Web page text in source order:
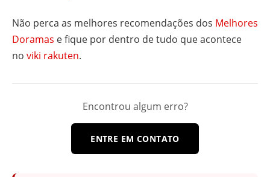
Não perca as melhores recomendações dos Melhores
Doramas e fique por dentro de tudo que acontece
no viki rakuten.
Encontrou algum erro?
ENTRE EM CONTATO